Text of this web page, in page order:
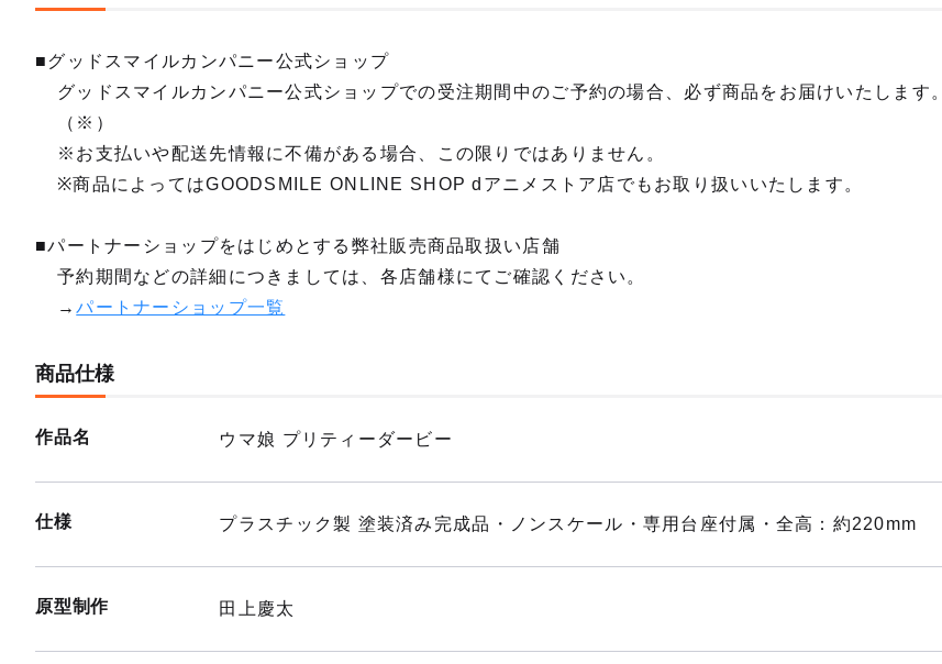
■グッドスマイルカンパニー公式ショップ
グッドスマイルカンパニー公式ショップでの受注期間中のご予約の場合、必ず商品をお届けいたします。
（※）
※お支払いや配送先情報に不備がある場合、この限りではありません。
※商品によってはGOODSMILE ONLINE SHOP dアニメストア店でもお取り扱いいたします。
■パートナーショップをはじめとする弊社販売商品取扱い店舗
予約期間などの詳細につきましては、各店舗様にてご確認ください。
→パートナーショップ一覧
商品仕様
作品名 ウマ娘 プリティーダービー
仕様 プラスチック製 塗装済み完成品・ノンスケール・専用台座付属・全高：約220mm
原型制作 田上慶太